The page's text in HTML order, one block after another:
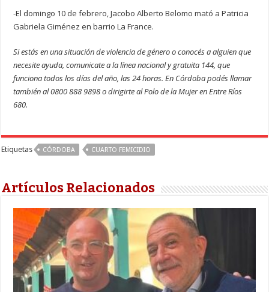
-El domingo 10 de febrero, Jacobo Alberto Belomo mató a Patricia
Gabriela Giménez en barrio La France.
Si estás en una situación de violencia de género o conocés a alguien que
necesite ayuda, comunicate a la línea nacional y gratuita 144, que
funciona todos los días del año, las 24 horas. En Córdoba podés llamar
también al 0800 888 9898 o dirigirte al Polo de la Mujer en Entre Ríos
680.
Etiquetas CÓRDOBA CUARTO FEMICIDIO
Artículos Relacionados